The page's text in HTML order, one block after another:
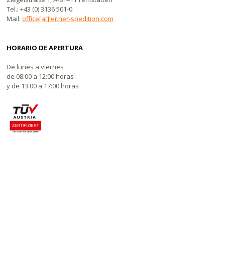
Tel.: +43 (0) 3136 501-0
Mail:office[at]leitner-spedition.com
HORARIO DE APERTURA
De lunes a viernes
de 08:00 a 12:00 horas
y de 13:00 a 17:00 horas